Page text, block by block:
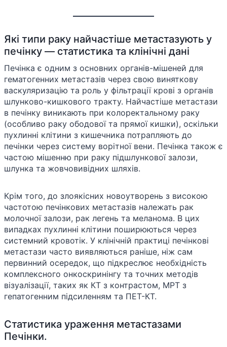
Які типи раку найчастіше метастазують у
печінку — статистика та клінічні дані
Печінка є одним з основних органів-мішеней для
гематогенних метастазів через свою виняткову
васкуляризацію та роль у фільтрації крові з органів
шлунково-кишкового тракту. Найчастіше метастази
в печінку виникають при колоректальному раку
(особливо раку ободової та прямої кишки), оскільки
пухлинні клітини з кишечника потрапляють до
печінки через систему ворітної вени. Печінка також є
частою мішенню при раку підшлункової залози,
шлунка та жовчовивідних шляхів.
Крім того, до злоякісних новоутворень з високою
частотою печінкових метастазів належать рак
молочної залози, рак легень та меланома. В цих
випадках пухлинні клітини поширюються через
системний кровотік. У клінічній практиці печінкові
метастази часто виявляються раніше, ніж сам
первинний осередок, що підкреслює необхідність
комплексного онкоскринінгу та точних методів
візуалізації, таких як КТ з контрастом, МРТ з
гепатогенним підсиленням та ПЕТ-КТ.
Статистика ураження метастазами
Печінки.